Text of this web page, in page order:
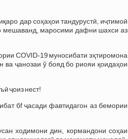
дар соҳаҳои тандурустӣ, иҷтимоӣ
мешаванд, маросими дафни шахси аз
COVID-19 муносибати эҳтиромона
ва ҷанозаи ў бояд бо риояи қоидаҳои
ҷоиз нест!
бf ҷасади фавтидагон аз бемории
ходимони дин, кормандони соҳаи